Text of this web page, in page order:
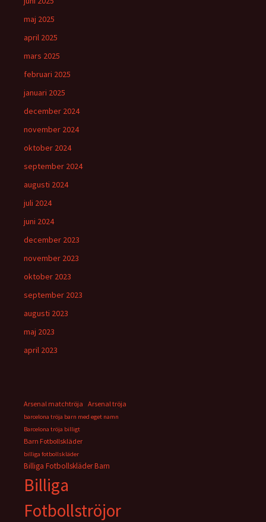
maj 2025
april 2025
mars 2025
februari 2025
januari 2025
december 2024
november 2024
oktober 2024
september 2024
augusti 2024
juli 2024
juni 2024
december 2023
november 2023
oktober 2023
september 2023
augusti 2023
maj 2023
april 2023
Arsenal matchtröja Arsenal tröja
barcelona tröja barn med eget namn
Barcelona tröja billigt
Barn Fotbollskläder
billiga fotbollskläder
Billiga Fotbollskläder Barn
Billiga
Fotbollströjor